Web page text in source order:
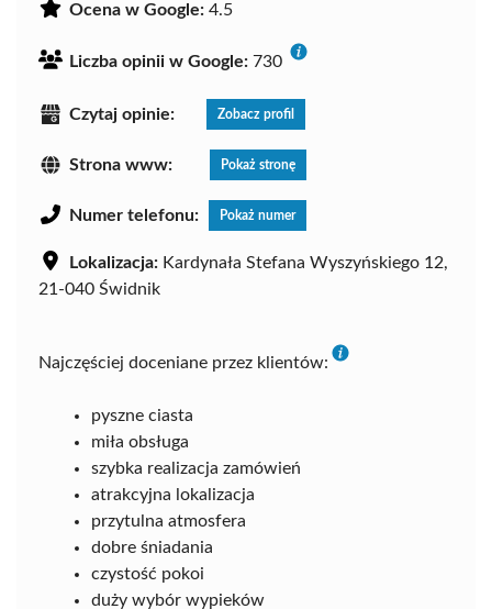
Ocena w Google: 4.5
Liczba opinii w Google: 730
Czytaj opinie: Zobacz profil
Strona www: Pokaż stronę
Numer telefonu: Pokaż numer
Lokalizacja: Kardynała Stefana Wyszyńskiego 12,
21-040 Świdnik
Najczęściej doceniane przez klientów:
pyszne ciasta
miła obsługa
szybka realizacja zamówień
atrakcyjna lokalizacja
przytulna atmosfera
dobre śniadania
czystość pokoi
duży wybór wypieków